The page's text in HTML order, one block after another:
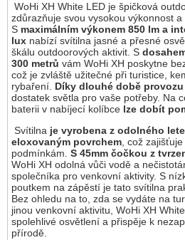
WoHi XH White LED je špičková
zdůrazňuje svou vysokou výkonnost a
S maximálním výkonem 850 lm a
lux nabízí svítilna jasné a přesné
škálu outdoorových aktivit. S
300 metrů vám WoHi XH poskytne
což je zvláště užitečné při turistice,
rybaření. Díky dlouhé době
dostatek světla pro vaše potřeby. Na
baterii v nabíjecí kolíbce lze dobít
Svítilna je vyrobena z odolného
eloxovaným povrchem , což
podmínkám. S 45mm čočkou z
WoHi XH odolná vůči vodě a
společníka pro venkovní aktivity. S
poutkem na zápěstí je tato svítilna
Bez ohledu na to, zda se vydáte na
jinou venkovní aktivitu, WoHi XH
spolehlivé osvětlení a přispěje k
přírodě.